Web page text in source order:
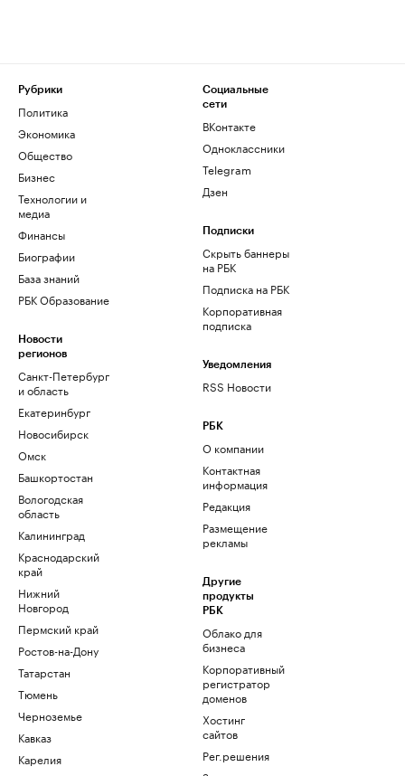
Рубрики
Политика
Экономика
Общество
Бизнес
Технологии и
медиа
Финансы
Биографии
База знаний
РБК Образование
Новости
регионов
Санкт-Петербург
и область
Екатеринбург
Новосибирск
Омск
Башкортостан
Вологодская
область
Калининград
Краснодарский
край
Нижний
Новгород
Пермский край
Ростов-на-Дону
Татарстан
Тюмень
Черноземье
Кавказ
Карелия
Социальные
сети
ВКонтакте
Одноклассники
Telegram
Дзен
Подписки
Скрыть баннеры
на РБК
Подписка на РБК
Корпоративная
подписка
Уведомления
RSS Новости
РБК
О компании
Контактная
информация
Редакция
Размещение
рекламы
Другие
продукты
РБК
Облако для
бизнеса
Корпоративный
регистратор
доменов
Хостинг
сайтов
Рег.решения